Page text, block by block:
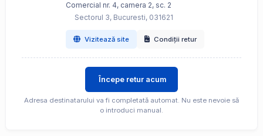
Comercial nr. 4, camera 2, sc. 2
Sectorul 3, Bucuresti, 031621
Vizitează site Condiții retur
Începe retur acum
Adresa destinatarului va fi completată automat. Nu este nevoie să
o introduci manual.